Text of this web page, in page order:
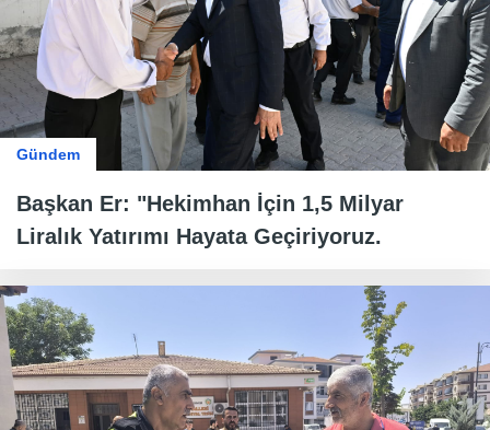
Gündem
Başkan Er: "Hekimhan İçin 1,5 Milyar
Liralık Yatırımı Hayata Geçiriyoruz.